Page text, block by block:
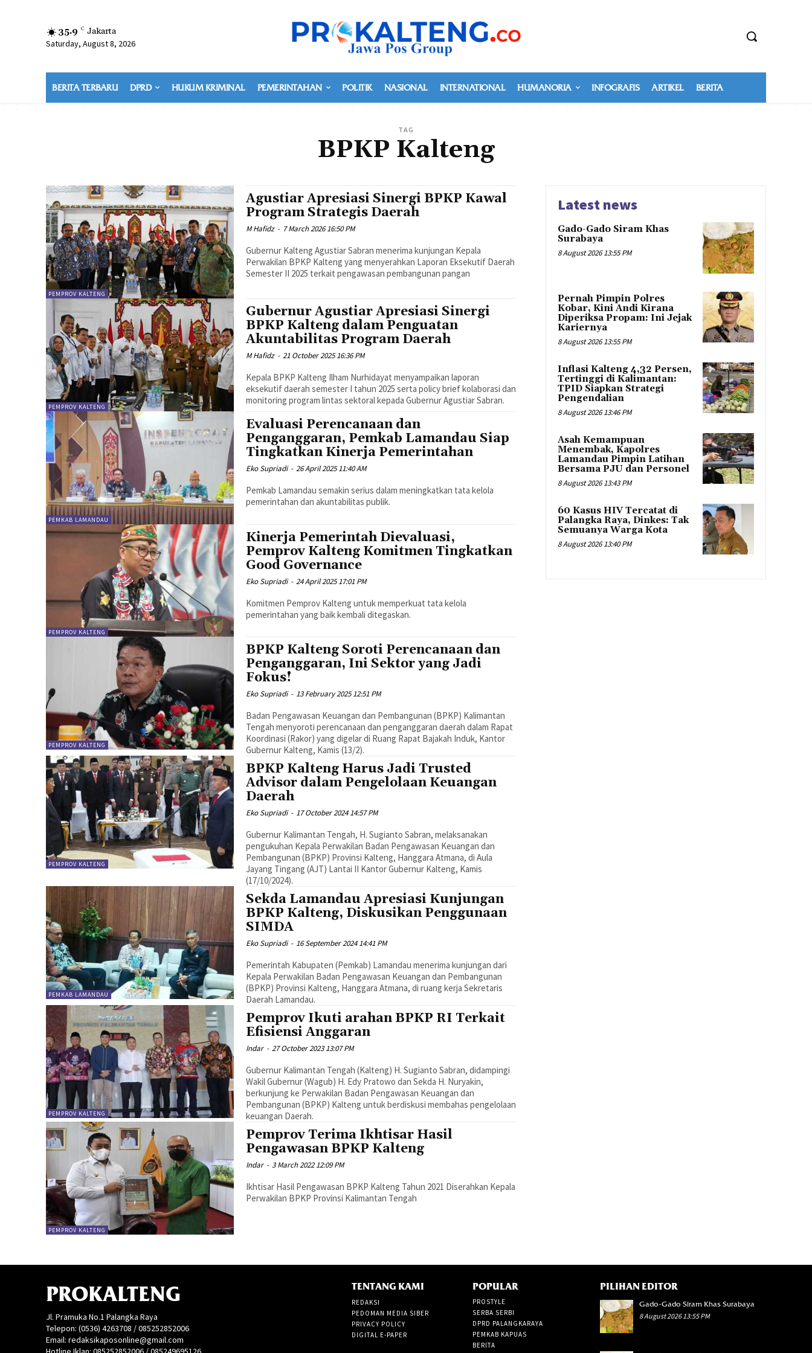
35.9 C Jakarta
Saturday, August 8, 2026
BERITA TERBARU DPRD HUKUM KRIMINAL PEMERINTAHAN POLITIK NASIONAL INTERNATIONAL HUMANORIA INFOGRAFIS ARTIKEL BERITA
TAG
BPKP Kalteng
PEMPROV KALTENG
Agustiar Apresiasi Sinergi BPKP Kawal
Program Strategis Daerah
M Hafidz - 7 March 2026 16:50 PM
Gubernur Kalteng Agustiar Sabran menerima kunjungan Kepala
Perwakilan BPKP Kalteng yang menyerahkan Laporan Eksekutif Daerah
Semester II 2025 terkait pengawasan pembangunan pangan
PEMPROV KALTENG
Gubernur Agustiar Apresiasi Sinergi
BPKP Kalteng dalam Penguatan
Akuntabilitas Program Daerah
M Hafidz - 21 October 2025 16:36 PM
Kepala BPKP Kalteng Ilham Nurhidayat menyampaikan laporan
eksekutif daerah semester I tahun 2025 serta policy brief kolaborasi dan
monitoring program lintas sektoral kepada Gubernur Agustiar Sabran.
PEMKAB LAMANDAU
Evaluasi Perencanaan dan
Penganggaran, Pemkab Lamandau Siap
Tingkatkan Kinerja Pemerintahan
Eko Supriadi - 26 April 2025 11:40 AM
Pemkab Lamandau semakin serius dalam meningkatkan tata kelola
pemerintahan dan akuntabilitas publik.
PEMPROV KALTENG
Kinerja Pemerintah Dievaluasi,
Pemprov Kalteng Komitmen Tingkatkan
Good Governance
Eko Supriadi - 24 April 2025 17:01 PM
Komitmen Pemprov Kalteng untuk memperkuat tata kelola
pemerintahan yang baik kembali ditegaskan.
PEMPROV KALTENG
BPKP Kalteng Soroti Perencanaan dan
Penganggaran, Ini Sektor yang Jadi
Fokus!
Eko Supriadi - 13 February 2025 12:51 PM
Badan Pengawasan Keuangan dan Pembangunan (BPKP) Kalimantan
Tengah menyoroti perencanaan dan penganggaran daerah dalam Rapat
Koordinasi (Rakor) yang digelar di Ruang Rapat Bajakah Induk, Kantor
Gubernur Kalteng, Kamis (13/2).
PEMPROV KALTENG
BPKP Kalteng Harus Jadi Trusted
Advisor dalam Pengelolaan Keuangan
Daerah
Eko Supriadi - 17 October 2024 14:57 PM
Gubernur Kalimantan Tengah, H. Sugianto Sabran, melaksanakan
pengukuhan Kepala Perwakilan Badan Pengawasan Keuangan dan
Pembangunan (BPKP) Provinsi Kalteng, Hanggara Atmana, di Aula
Jayang Tingang (AJT) Lantai II Kantor Gubernur Kalteng, Kamis
(17/10/2024).
PEMKAB LAMANDAU
Sekda Lamandau Apresiasi Kunjungan
BPKP Kalteng, Diskusikan Penggunaan
SIMDA
Eko Supriadi - 16 September 2024 14:41 PM
Pemerintah Kabupaten (Pemkab) Lamandau menerima kunjungan dari
Kepala Perwakilan Badan Pengawasan Keuangan dan Pembangunan
(BPKP) Provinsi Kalteng, Hanggara Atmana, di ruang kerja Sekretaris
Daerah Lamandau.
PEMPROV KALTENG
Pemprov Ikuti arahan BPKP RI Terkait
Efisiensi Anggaran
Indar - 27 October 2023 13:07 PM
Gubernur Kalimantan Tengah (Kalteng) H. Sugianto Sabran, didampingi
Wakil Gubernur (Wagub) H. Edy Pratowo dan Sekda H. Nuryakin,
berkunjung ke Perwakilan Badan Pengawasan Keuangan dan
Pembangunan (BPKP) Kalteng untuk berdiskusi membahas pengelolaan
keuangan Daerah.
PEMPROV KALTENG
Pemprov Terima Ikhtisar Hasil
Pengawasan BPKP Kalteng
Indar - 3 March 2022 12:09 PM
Ikhtisar Hasil Pengawasan BPKP Kalteng Tahun 2021 Diserahkan Kepala
Perwakilan BPKP Provinsi Kalimantan Tengah
Latest news
Gado-Gado Siram Khas
Surabaya
8 August 2026 13:55 PM
Pernah Pimpin Polres
Kobar, Kini Andi Kirana
Diperiksa Propam: Ini Jejak
Kariernya
8 August 2026 13:55 PM
Inflasi Kalteng 4,32 Persen,
Tertinggi di Kalimantan:
TPID Siapkan Strategi
Pengendalian
8 August 2026 13:46 PM
Asah Kemampuan
Menembak, Kapolres
Lamandau Pimpin Latihan
Bersama PJU dan Personel
8 August 2026 13:43 PM
60 Kasus HIV Tercatat di
Palangka Raya, Dinkes: Tak
Semuanya Warga Kota
8 August 2026 13:40 PM
PROKALTENG
Jl. Pramuka No.1 Palangka Raya
Telepon: (0536) 4263708 / 085252852006
Email: redaksikaposonline@gmail.com
TENTANG KAMI
REDAKSI
PEDOMAN MEDIA SIBER
PRIVACY POLICY
DIGITAL E-PAPER
POPULAR
PROSTYLE
SERBA SERBI
DPRD PALANGKARAYA
PEMKAB KAPUAS
BERITA
PILIHAN EDITOR
Gado-Gado Siram Khas Surabaya
8 August 2026 13:55 PM